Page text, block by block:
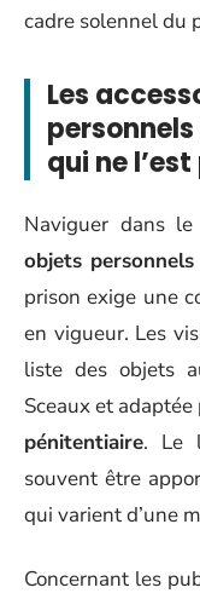
cadre solennel du
Les
qui ne
Naviguer dans
objets personnels
prison exige une
en vigueur. Les
liste des objets
Sceaux et adaptée
pénitentiaire. Le
souvent être
qui varient d’une
Concernant les